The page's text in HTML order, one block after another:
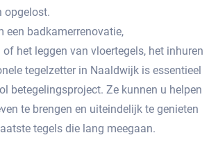
opgelost.
een badkamerrenovatie,
het leggen van vloertegels, het inhuren
tegelzetter in Naaldwijk is essentieel
betegelingsproject.​ Ze kunnen u helpen
te brengen en uiteindelijk te genieten
tegels die lang meegaan.​